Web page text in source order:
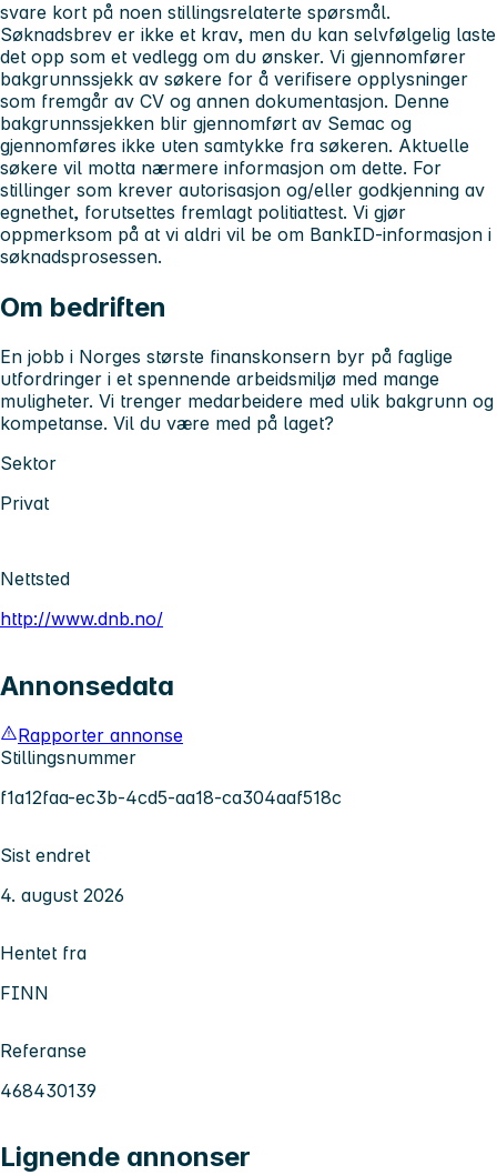
svare kort på noen stillingsrelaterte spørsmål.
Søknadsbrev er ikke et krav, men du kan selvfølgelig laste
det opp som et vedlegg om du ønsker. Vi gjennomfører
bakgrunnssjekk av søkere for å verifisere opplysninger
som fremgår av CV og annen dokumentasjon. Denne
bakgrunnssjekken blir gjennomført av Semac og
gjennomføres ikke uten samtykke fra søkeren. Aktuelle
søkere vil motta nærmere informasjon om dette. For
stillinger som krever autorisasjon og/eller godkjenning av
egnethet, forutsettes fremlagt politiattest. Vi gjør
oppmerksom på at vi aldri vil be om BankID-informasjon i
søknadsprosessen.
Om bedriften
En jobb i Norges største finanskonsern byr på faglige
utfordringer i et spennende arbeidsmiljø med mange
muligheter. Vi trenger medarbeidere med ulik bakgrunn og
kompetanse. Vil du være med på laget?
Sektor
Privat
Nettsted
http://www.dnb.no/
Annonsedata
Rapporter annonse
Stillingsnummer
f1a12faa-ec3b-4cd5-aa18-ca304aaf518c
Sist endret
4. august 2026
Hentet fra
FINN
Referanse
468430139
Lignende annonser